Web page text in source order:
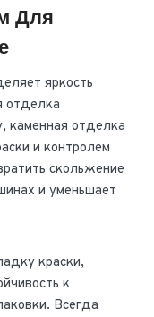
Для
яркость
отделка
каменная отделка
и контролем
скольжение
и уменьшает
краски,
к
Всегда